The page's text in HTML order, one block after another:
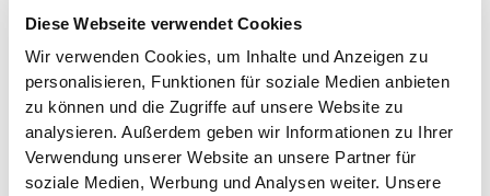
Diese Webseite verwendet Cookies
Wir verwenden Cookies, um Inhalte und Anzeigen zu
personalisieren, Funktionen für soziale Medien anbieten
zu können und die Zugriffe auf unsere Website zu
analysieren. Außerdem geben wir Informationen zu Ihrer
Verwendung unserer Website an unsere Partner für
soziale Medien, Werbung und Analysen weiter. Unsere